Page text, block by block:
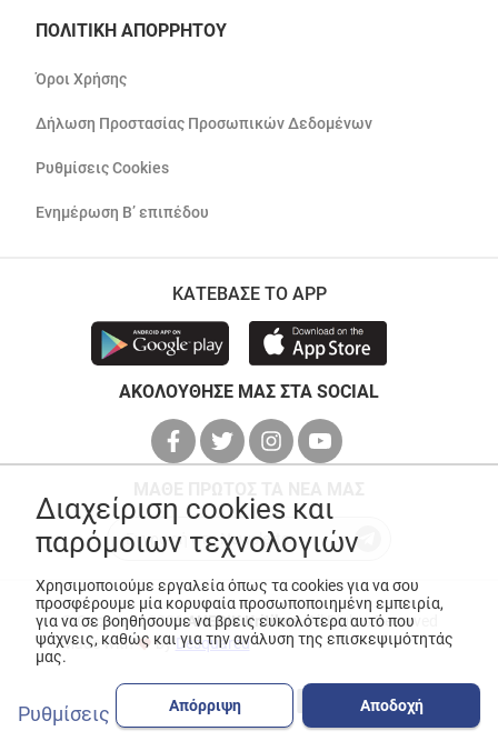
ΠΟΛΙΤΙΚΗ ΑΠΟΡΡΗΤΟΥ
Όροι Χρήσης
Δήλωση Προστασίας Προσωπικών Δεδομένων
Ρυθμίσεις Cookies
Ενημέρωση Β’ επιπέδου
ΚΑΤΕΒΑΣΕ ΤΟ APP
ΑΚΟΛΟΥΘΗΣΕ ΜΑΣ ΣΤΑ SOCIAL
© Copyright 2026ANEDIK Kritikos. All Rights Reserved
Made with
byDesquared
Διαχείριση cookies και
παρόμοιων τεχνολογιών
Χρησιμοποιούμε εργαλεία όπως τα cookies για να σου
προσφέρουμε μία κορυφαία προσωποποιημένη εμπειρία,
για να σε βοηθήσουμε να βρεις ευκολότερα αυτό που
ψάχνεις, καθώς και για την ανάλυση της επισκεψιμότητάς
μας.
Ρυθμίσεις Απόρριψη Αποδοχή